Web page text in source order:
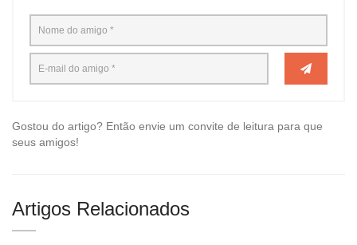
Gostou do artigo? Então envie um convite de leitura para que
seus amigos!
Artigos Relacionados